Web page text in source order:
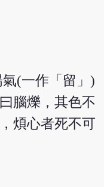
氣(一作「留」)
腦爍，其色不
煩心者死不可